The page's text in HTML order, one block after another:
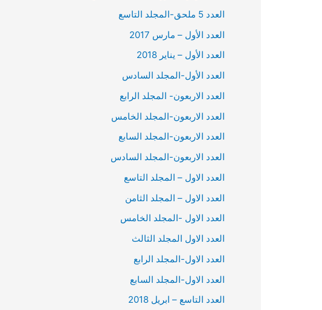
العدد 5 ملحق-المجلد التاسع
العدد الأول – مارس 2017
العدد الأول – يناير 2018
العدد الأول-المجلد السادس
العدد الاربعون- المجلد الرابع
العدد الاربعون-المجلد الخامس
العدد الاربعون-المجلد السابع
العدد الاربعون-المجلد السادس
العدد الاول – المجلد التاسع
العدد الاول – المجلد الثامن
العدد الاول -المجلد الخامس
العدد الاول المجلد الثالث
العدد الاول-المجلد الرابع
العدد الاول-المجلد السابع
العدد التاسع – ابريل 2018